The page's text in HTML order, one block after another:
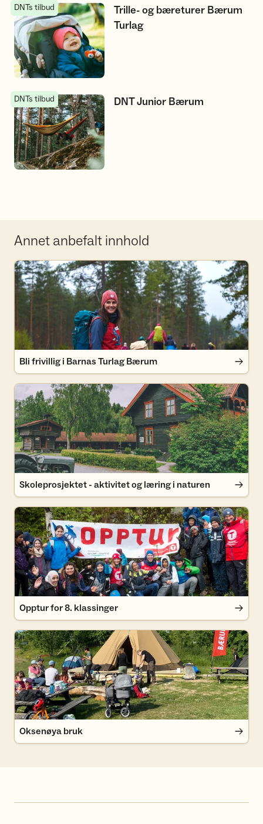
Trille- og bæreturer Bærum Turlag
DNTs tilbud
Trille- og bæreturer Bærum
Turlag
DNT Junior Bærum
DNTs tilbud DNT Junior Bærum
Annet anbefalt innhold
Bli frivillig i Barnas Turlag Bærum
Bli frivillig i Barnas Turlag Bærum
Skoleprosjektet - aktivitet og læring i naturen
Skoleprosjektet - aktivitet og læring i naturen
Opptur for 8. klassinger
Opptur for 8. klassinger
Oksenøya bruk
Oksenøya bruk